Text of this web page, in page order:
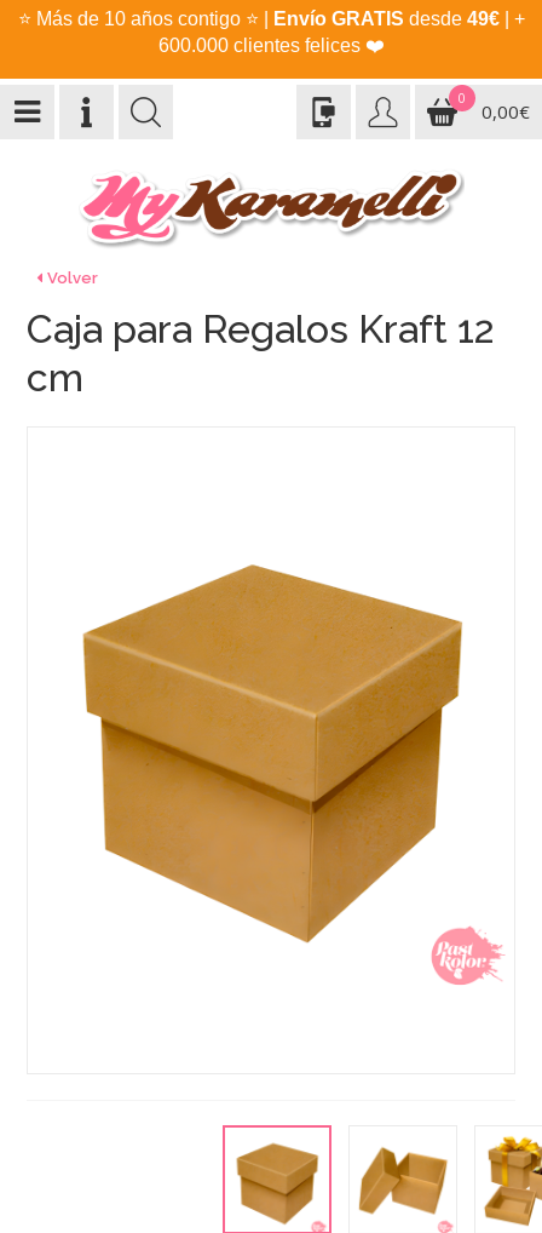
⭐ Más de 10 años contigo ⭐ Envío GRATIS desde 49€| +
600.000 clientes felices ❤️
0
0,00€
Volver
Caja para Regalos Kraft 12
cm